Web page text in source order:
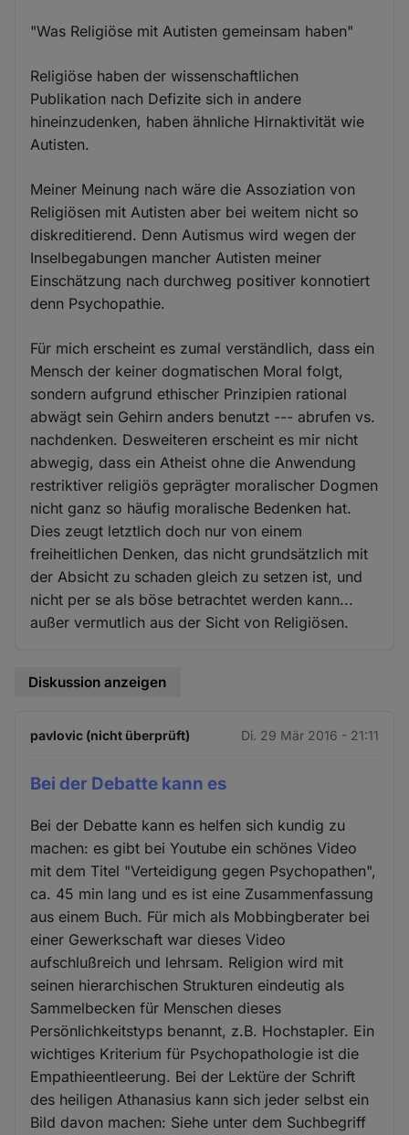
"Was Religiöse mit Autisten gemeinsam haben"
Religiöse haben der wissenschaftlichen
Publikation nach Defizite sich in andere
hineinzudenken, haben ähnliche Hirnaktivität wie
Autisten.
Meiner Meinung nach wäre die Assoziation von
Religiösen mit Autisten aber bei weitem nicht so
diskreditierend. Denn Autismus wird wegen der
Inselbegabungen mancher Autisten meiner
Einschätzung nach durchweg positiver konnotiert
denn Psychopathie.
Für mich erscheint es zumal verständlich, dass ein
Mensch der keiner dogmatischen Moral folgt,
sondern aufgrund ethischer Prinzipien rational
abwägt sein Gehirn anders benutzt --- abrufen vs.
nachdenken. Desweiteren erscheint es mir nicht
abwegig, dass ein Atheist ohne die Anwendung
restriktiver religiös geprägter moralischer Dogmen
nicht ganz so häufig moralische Bedenken hat.
Dies zeugt letztlich doch nur von einem
freiheitlichen Denken, das nicht grundsätzlich mit
der Absicht zu schaden gleich zu setzen ist, und
nicht per se als böse betrachtet werden kann...
außer vermutlich aus der Sicht von Religiösen.
Diskussion anzeigen
pavlovic (nicht überprüft) Di. 29 Mär 2016 - 21:11
Bei der Debatte kann es
Bei der Debatte kann es helfen sich kundig zu
machen: es gibt bei Youtube ein schönes Video
mit dem Titel "Verteidigung gegen Psychopathen",
ca. 45 min lang und es ist eine Zusammenfassung
aus einem Buch. Für mich als Mobbingberater bei
einer Gewerkschaft war dieses Video
aufschlußreich und lehrsam. Religion wird mit
seinen hierarchischen Strukturen eindeutig als
Sammelbecken für Menschen dieses
Persönlichkeitstyps benannt, z.B. Hochstapler. Ein
wichtiges Kriterium für Psychopathologie ist die
Empathieentleerung. Bei der Lektüre der Schrift
des heiligen Athanasius kann sich jeder selbst ein
Bild davon machen: Siehe unter dem Suchbegriff